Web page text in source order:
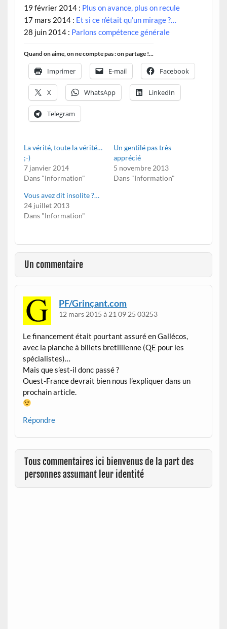
19 février 2014 : Plus on avance, plus on recule
17 mars 2014 : Et si ce n’était qu’un mirage ?…
28 juin 2014 : Parlons compétence générale
Quand on aime, on ne compte pas : on partage !...
Imprimer E-mail Facebook
X WhatsApp LinkedIn
Telegram
La vérité, toute la vérité…
;-)
7 janvier 2014
Dans "Information"
Un gentilé pas très
apprécié
5 novembre 2013
Dans "Information"
Vous avez dit insolite ?…
24 juillet 2013
Dans "Information"
Un commentaire
PF/Grinçant.com
12 mars 2015 à 21 09 25 03253
Le financement était pourtant assuré en Gallécos,
avec la planche à billets bretillienne (QE pour les
spécialistes)…
Mais que s’est-il donc passé ?
Ouest-France devrait bien nous l’expliquer dans un
prochain article.
Répondre
Tous commentaires ici bienvenus de la part des
personnes assumant leur identité